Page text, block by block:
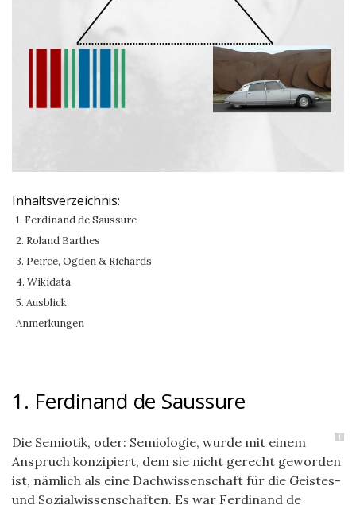
Inhaltsverzeichnis:
1. Ferdinand de Saussure
2. Roland Barthes
3. Peirce, Ogden & Richards
4. Wikidata
5. Ausblick
Anmerkungen
1. Ferdinand de Saussure
1
Die Semiotik, oder: Semiologie, wurde mit einem
Anspruch konzipiert, dem sie nicht gerecht geworden
ist, nämlich als eine Dachwissenschaft für die Geistes-
und Sozialwissenschaften. Es war Ferdinand de